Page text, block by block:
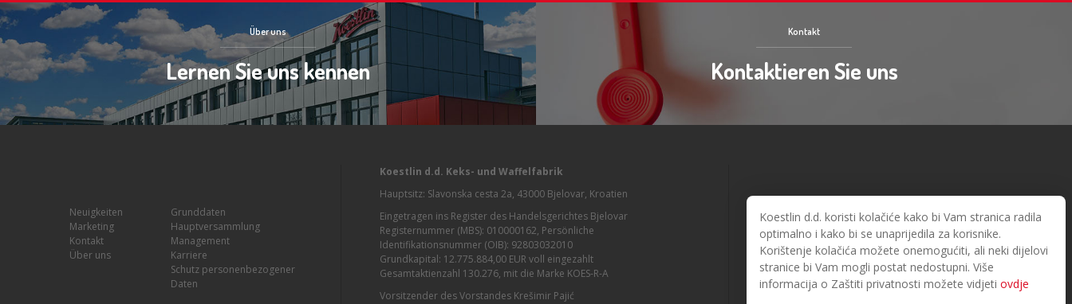
Koestlin d.d. koristi kolačiće kako bi Vam stranica radila
optimalno i kako bi se unaprijedila za korisnike.
Korištenje kolačića možete onemogućiti, ali neki dijelovi
stranice bi Vam mogli postat nedostupni. Više
informacija o Zaštiti privatnosti možete vidjeti ovdje
Über uns
Lernen Sie uns kennen
Kontakt
Kontaktieren Sie uns
Neuigkeiten
Marketing
Kontakt
Über uns
Grunddaten
Hauptversammlung
Management
Karriere
Schutz personenbezogener
Daten
Koestlin d.d. Keks- und Waffelfabrik
Hauptsitz: Slavonska cesta 2a, 43000 Bjelovar, Kroatien
Eingetragen ins Register des Handelsgerichtes Bjelovar
Registernummer (MBS): 010000162, Persönliche
Identifikationsnummer (OIB): 92803032010
Grundkapital: 12.775.884,00 EUR voll eingezahlt
Gesamtaktienzahl 130.276, mit die Marke KOES-R-A
Vorsitzender des Vorstandes Krešimir Pajić
© 2026. Koestlin. Alle Rechte vorbehalten.
Designed and developed by